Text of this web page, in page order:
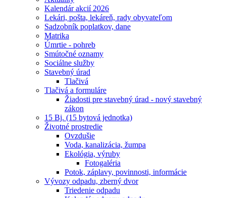
Kalendár akcií 2026
Lekári, pošta, lekáreň, rady obyvateľom
Sadzobník poplatkov, dane
Matrika
Úmrtie - pohreb
Smútočné oznamy
Sociálne služby
Stavebný úrad
Tlačivá
Tlačivá a formuláre
Žiadosti pre stavebný úrad - nový stavebný
zákon
15 Bj. (15 bytová jednotka)
Životné prostredie
Ovzdušie
Voda, kanalizácia, žumpa
Ekológia, výruby
Fotogaléria
Potok, záplavy, povinnosti, informácie
Vývozy odpadu, zberný dvor
Triedenie odpadu